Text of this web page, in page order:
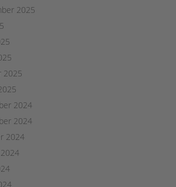
2025
2025
2024
2024
2024